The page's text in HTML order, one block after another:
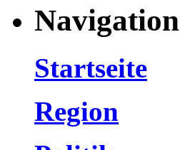
Navigation
Startseite
Region